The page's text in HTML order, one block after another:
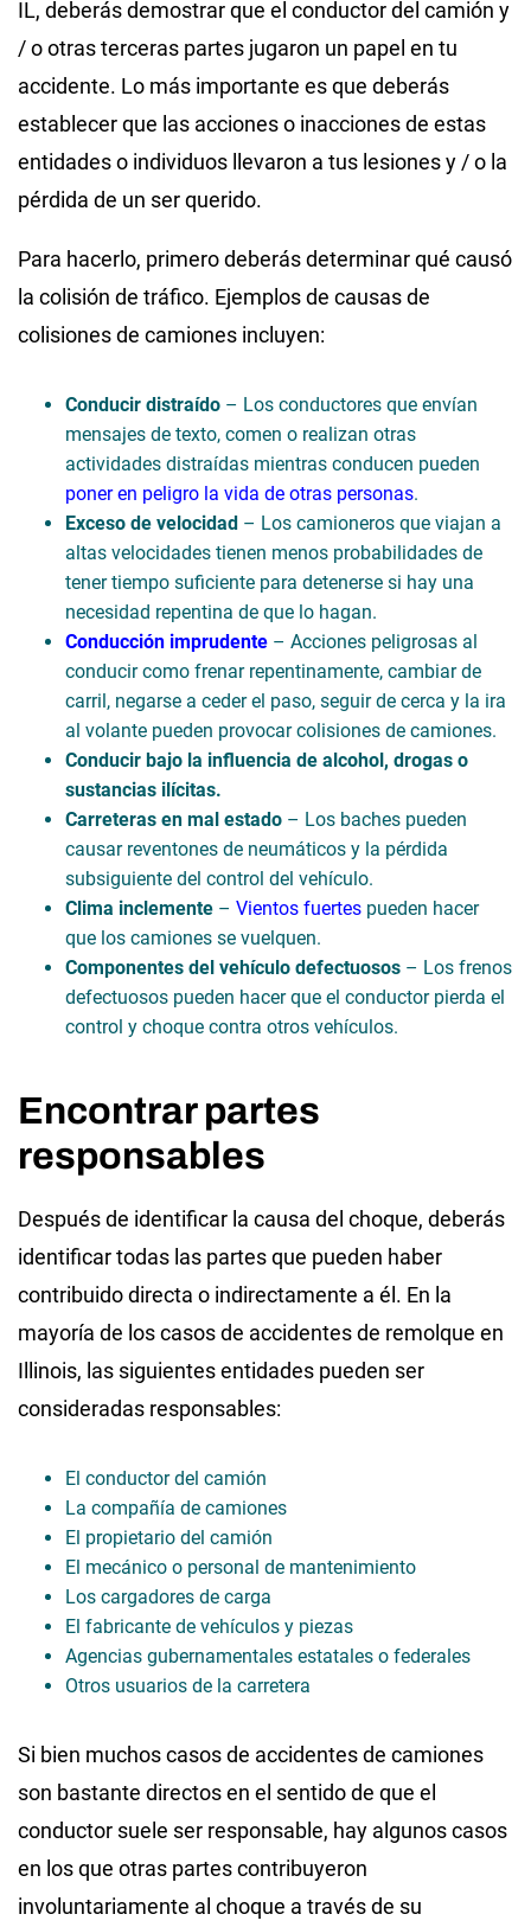
IL, deberás demostrar que el conductor del camión y
/ o otras terceras partes jugaron un papel en tu
accidente. Lo más importante es que deberás
establecer que las acciones o inacciones de estas
entidades o individuos llevaron a tus lesiones y / o la
pérdida de un ser querido.
Para hacerlo, primero deberás determinar qué causó
la colisión de tráfico. Ejemplos de causas de
colisiones de camiones incluyen:
Conducir distraído – Los conductores que envían
mensajes de texto, comen o realizan otras
actividades distraídas mientras conducen pueden
poner en peligro la vida de otras personas.
Exceso de velocidad – Los camioneros que viajan a
altas velocidades tienen menos probabilidades de
tener tiempo suficiente para detenerse si hay una
necesidad repentina de que lo hagan.
Conducción imprudente – Acciones peligrosas al
conducir como frenar repentinamente, cambiar de
carril, negarse a ceder el paso, seguir de cerca y la ira
al volante pueden provocar colisiones de camiones.
Conducir bajo la influencia de alcohol, drogas o
sustancias ilícitas.
Carreteras en mal estado – Los baches pueden
causar reventones de neumáticos y la pérdida
subsiguiente del control del vehículo.
Clima inclemente – Vientos fuertes pueden hacer
que los camiones se vuelquen.
Componentes del vehículo defectuosos – Los frenos
defectuosos pueden hacer que el conductor pierda el
control y choque contra otros vehículos.
Encontrar partes
responsables
Después de identificar la causa del choque, deberás
identificar todas las partes que pueden haber
contribuido directa o indirectamente a él. En la
mayoría de los casos de accidentes de remolque en
Illinois, las siguientes entidades pueden ser
consideradas responsables:
El conductor del camión
La compañía de camiones
El propietario del camión
El mecánico o personal de mantenimiento
Los cargadores de carga
El fabricante de vehículos y piezas
Agencias gubernamentales estatales o federales
Otros usuarios de la carretera
Si bien muchos casos de accidentes de camiones
son bastante directos en el sentido de que el
conductor suele ser responsable, hay algunos casos
en los que otras partes contribuyeron
involuntariamente al choque a través de su